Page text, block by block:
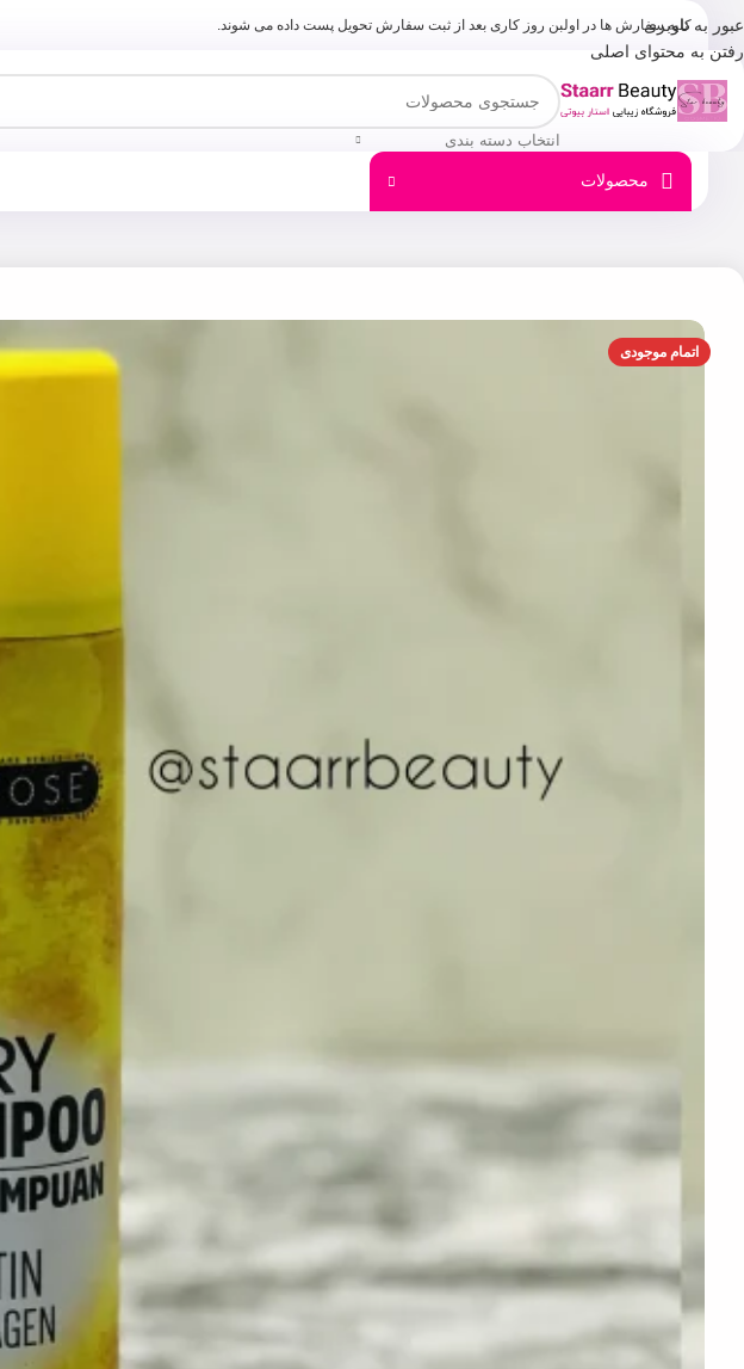
عبور به ناوبری
رفتن به محتوای اصلی
کلیه سفارش ها در اولبن روز کاری بعد از ثبت سفارش تحویل پست داده می شوند.
انتخاب دسته بندی
محصولات
اتمام موجودی